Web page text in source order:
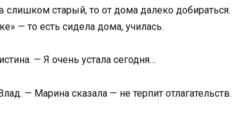
слишком старый, то от дома далеко добираться.
— то есть сидела дома, училась.
— Я очень устала сегодня…
— Марина сказала — не терпит отлагательств.